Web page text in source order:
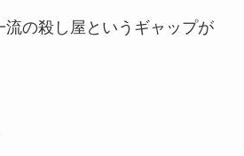
流の殺し屋というギャップが